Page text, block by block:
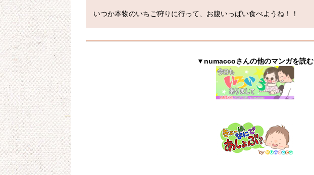
いつか本物のいちご狩りに行って、お腹いっぱい食べようね！！
▼numaccoさんの他のマンガを読む